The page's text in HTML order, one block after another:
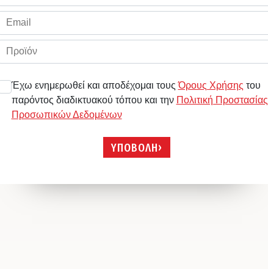
Έχω ενημερωθεί και αποδέχομαι τουςΌρους Χρήσης του
παρόντος διαδικτυακού τόπου και την Πολιτική Προστασίας
Προσωπικών Δεδομένων
ΥΠΟΒΟΛΗ